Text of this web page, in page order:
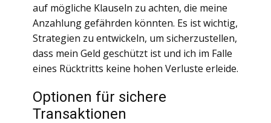
auf mögliche Klauseln zu achten, die meine
Anzahlung gefährden könnten. Es ist wichtig,
Strategien zu entwickeln, um sicherzustellen,
dass mein Geld geschützt ist und ich im Falle
eines Rücktritts keine hohen Verluste erleide.
Optionen für sichere
Transaktionen